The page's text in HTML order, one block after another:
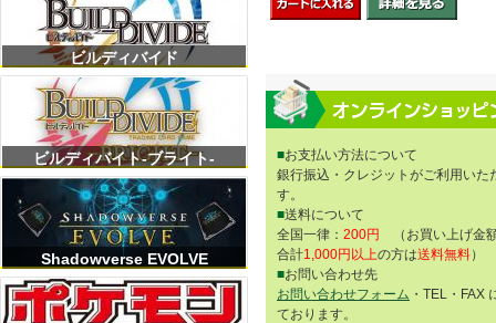
■お支払い方法について
銀行振込・クレジットがご利用いた
す。
■送料について
全国一律： 200円 （お買い上げ金
合計1,000円以上の方は送料無料）
■お問い合わせ先
お問い合わせフォーム ・TEL・FAX
ております。
ビルディバイド
ビルディバイト-ブライト-
Shadowverse EVOLVE